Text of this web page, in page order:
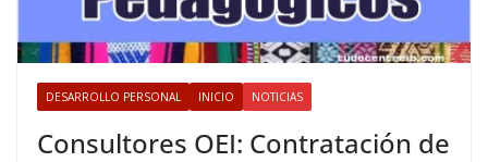
DESARROLLO PERSONAL INICIO NOTICIAS
Consultores OEI: Contratación de